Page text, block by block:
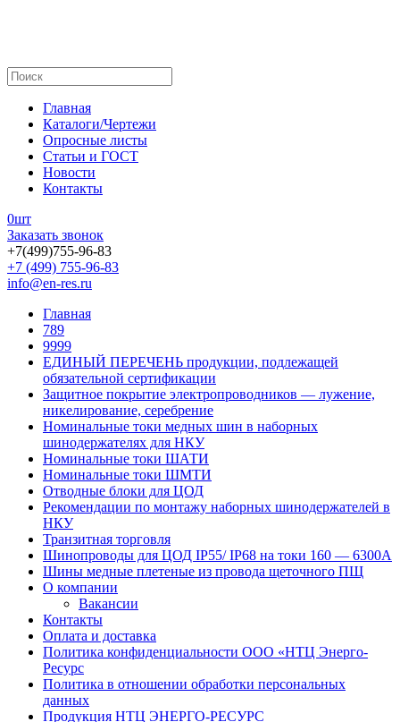
Главная
Каталоги/Чертежи
Опросные листы
Статьи и ГОСТ
Новости
Контакты
0шт
Заказать звонок
+7(499)755-96-83
+7 (499) 755-96-83
info@en-res.ru
Главная
789
9999
ЕДИНЫЙ ПЕРЕЧЕНЬ продукции, подлежащей
обязательной сертификации
Защитное покрытие электропроводников — лужение,
никелирование, серебрение
Номинальные токи медных шин в наборных
шинодержателях для НКУ
Номинальные токи ШАТИ
Номинальные токи ШМТИ
Отводные блоки для ЦОД
Рекомендации по монтажу наборных шинодержателей в
НКУ
Транзитная торговля
Шинопроводы для ЦОД IP55/ IP68 на токи 160 — 6300А
Шины медные плетеные из провода щеточного ПЩ
О компании
Вакансии
Контакты
Оплата и доставка
Политика конфиденциальности ООО «НТЦ Энерго-
Ресурс
Политика в отношении обработки персональных
данных
Продукция НТЦ ЭНЕРГО-РЕСУРС